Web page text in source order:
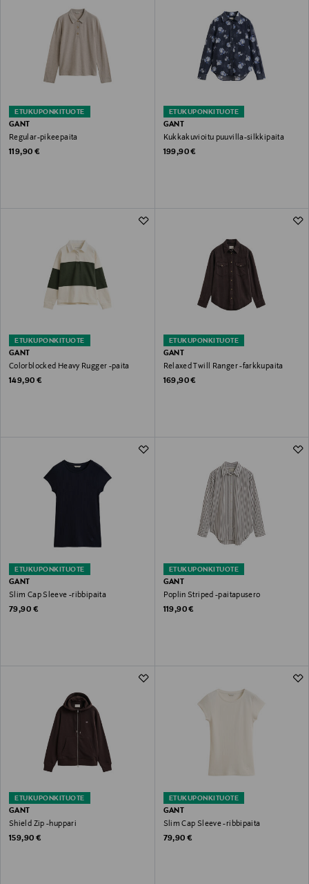
ETUKUPONKITUOTE
GANT
Regular-pikeepaita
Original Price
119,90 €
ETUKUPONKITUOTE
GANT
Kukkakuvioitu puuvilla-silkkipaita
Original Price
199,90 €
ETUKUPONKITUOTE
GANT
Colorblocked Heavy Rugger -paita
Original Price
149,90 €
ETUKUPONKITUOTE
GANT
Relaxed Twill Ranger -farkkupaita
Original Price
169,90 €
ETUKUPONKITUOTE
GANT
Slim Cap Sleeve -ribbipaita
Original Price
79,90 €
ETUKUPONKITUOTE
GANT
Poplin Striped -paitapusero
Original Price
119,90 €
ETUKUPONKITUOTE
GANT
Shield Zip -huppari
Original Price
159,90 €
ETUKUPONKITUOTE
GANT
Slim Cap Sleeve -ribbipaita
Original Price
79,90 €